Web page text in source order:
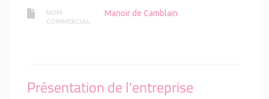
NOM
COMMERCIAL
:
Manoir de Camblain
Présentation de l'entreprise